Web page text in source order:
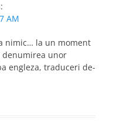
AM
nimic… la un moment
denumirea unor
engleza, traduceri de-